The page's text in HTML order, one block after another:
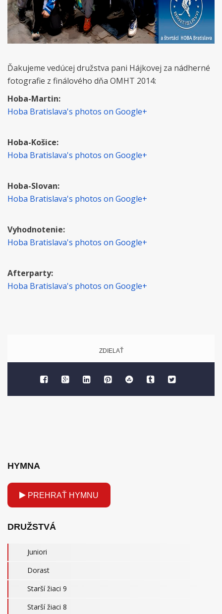
Ďakujeme vedúcej družstva pani Hájkovej za nádherné
fotografie z finálového dňa OMHT 2014:
Hoba-Martin:
Hoba Bratislava's photos on Google+
Hoba-Košice:
Hoba Bratislava's photos on Google+
Hoba-Slovan:
Hoba Bratislava's photos on Google+
Vyhodnotenie:
Hoba Bratislava's photos on Google+
Afterparty:
Hoba Bratislava's photos on Google+
ZDIELAŤ
HYMNA
PREHRAŤ HYMNU
DRUŽSTVÁ
Juniori
Dorast
Starší žiaci 9
Starší žiaci 8